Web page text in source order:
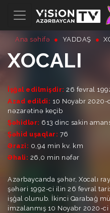
Ana səhifə YADDAŞ
XOCALI
İşğal edilmişdir: 26 fevral
Azad edildi: 10 Noyabr 2020-
nəzarətinə keçib
Şəhidlər: 613 dinc sakin
Şəhid uşaqlar: 76
Ərazi: 0,94 min kv. km
Əhali: 26,0 min nəfər
Azərbaycanda şəhər, Xocalı
şəhəri 1992-ci ilin 26 fevral
işğal olunub. İkinci Qarabağ
imzalanmış 10 Noyabr 2020-